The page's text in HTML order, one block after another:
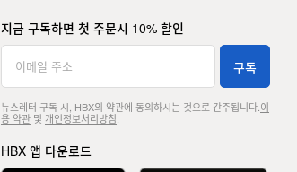
지금 구독하면 첫 주문시 10% 할인
구독
뉴스레터 구독 시, HBX의 약관에 동의하시는 것으로 간주됩니다. 이
용 약관및 개인정보처리방침
HBX 앱 다운로드